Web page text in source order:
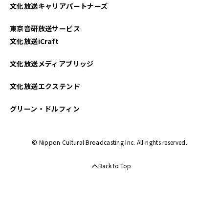
文化放送キャリアパートナーズ
東京音研放送サービス
文化放送iCraft
文化放送メディアブリッジ
文化放送エクステンド
グリーン・ドルフィン
© Nippon Cultural Broadcasting Inc. All rights reserved.
Back to Top